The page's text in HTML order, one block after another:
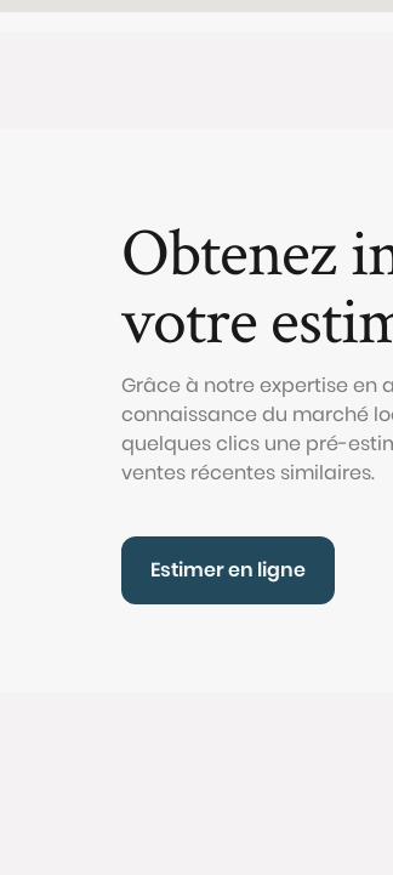
Obtenez
votre
Grâce à notre expertise en
connaissance du marché
quelques clics une pré-
ventes récentes similaires.
Estimer en ligne